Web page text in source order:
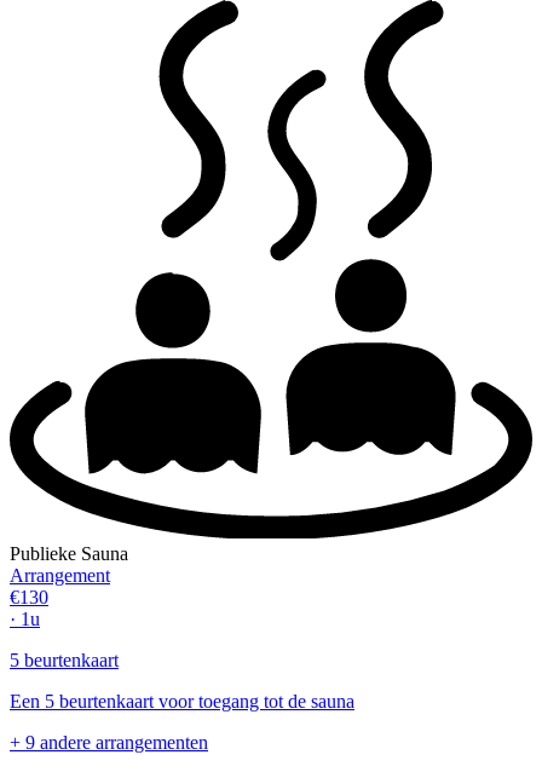
Publieke Sauna
Arrangement
€130
· 1u
5 beurtenkaart
Een 5 beurtenkaart voor toegang tot de sauna
+ 9 andere arrangementen